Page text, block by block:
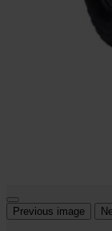
Previous image